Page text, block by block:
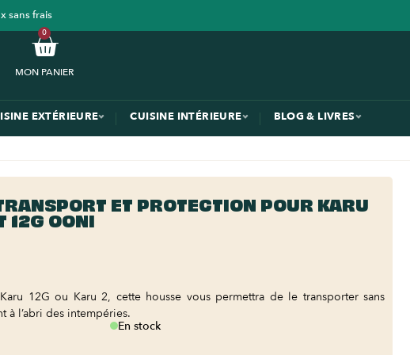
sans frais
0
EXTÉRIEURE CUISINE INTÉRIEURE BLOG & LIVRES
ET PROTECTION POUR KARU
12G OONI
12G ou Karu 2, cette housse vous permettra de le transporter sans
à l’abri des intempéries.
En stock